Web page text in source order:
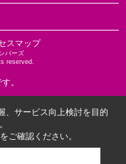
スマップ
バーズ
reserved.
。
、サービス向上検討を目的
をご確認ください。